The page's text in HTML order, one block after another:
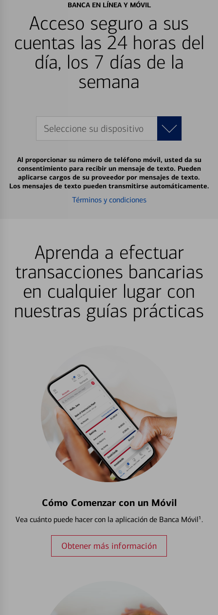
BANCA EN LÍNEA Y MÓVIL
Acceso seguro a sus
cuentas las 24 horas del
día, los 7 días de la
semana
Seleccione su dispositivo
Al proporcionar su número de teléfono móvil, usted da su
consentimiento para recibir un mensaje de texto. Pueden
aplicarse cargos de su proveedor por mensajes de texto.
Los mensajes de texto pueden transmitirse automáticamente.
Términos y condiciones
Aprenda a efectuar
transacciones bancarias
en cualquier lugar con
nuestras guías prácticas
Cómo Comenzar con un Móvil
Vea cuánto puede hacer con la aplicación de Banca Móvil¹.
Obtener más información